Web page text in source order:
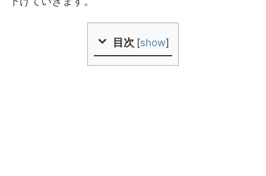
目次 [show]